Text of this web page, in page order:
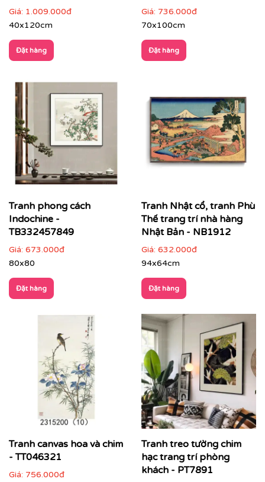
✔ Không gian quán cà phê, khách sạn, spa
nghiệm vừa hoài niệm vừa hiện đại.
CHẤT LIỆU & CHẤT LƯỢNG TRANH PRINTEK
Printek, mỗi bức tranh Indochine được sản xuất với
tiêu chuẩn cao:
Vải canvas dày dặn, bề mặt sần nhẹ, giữ màu tốt,
không lo bạc phai màu.
Giá: 1.009.000đ
40x120cm
Đặt hàng
Giá: 736.000đ
70x100cm
Đặt hàng
Tranh phong cách
Indochine -
TB332457849
Giá: 673.000đ
80x80
Đặt hàng
Tranh Nhật cổ, tranh Phù
Thế trang trí nhà hàng
Nhật Bản - NB1912
Giá: 632.000đ
94x64cm
Đặt hàng
Tranh canvas hoa và chim
- TT046321
Giá: 756.000đ
Tranh treo tường chim
hạc trang trí phòng
khách - PT7891